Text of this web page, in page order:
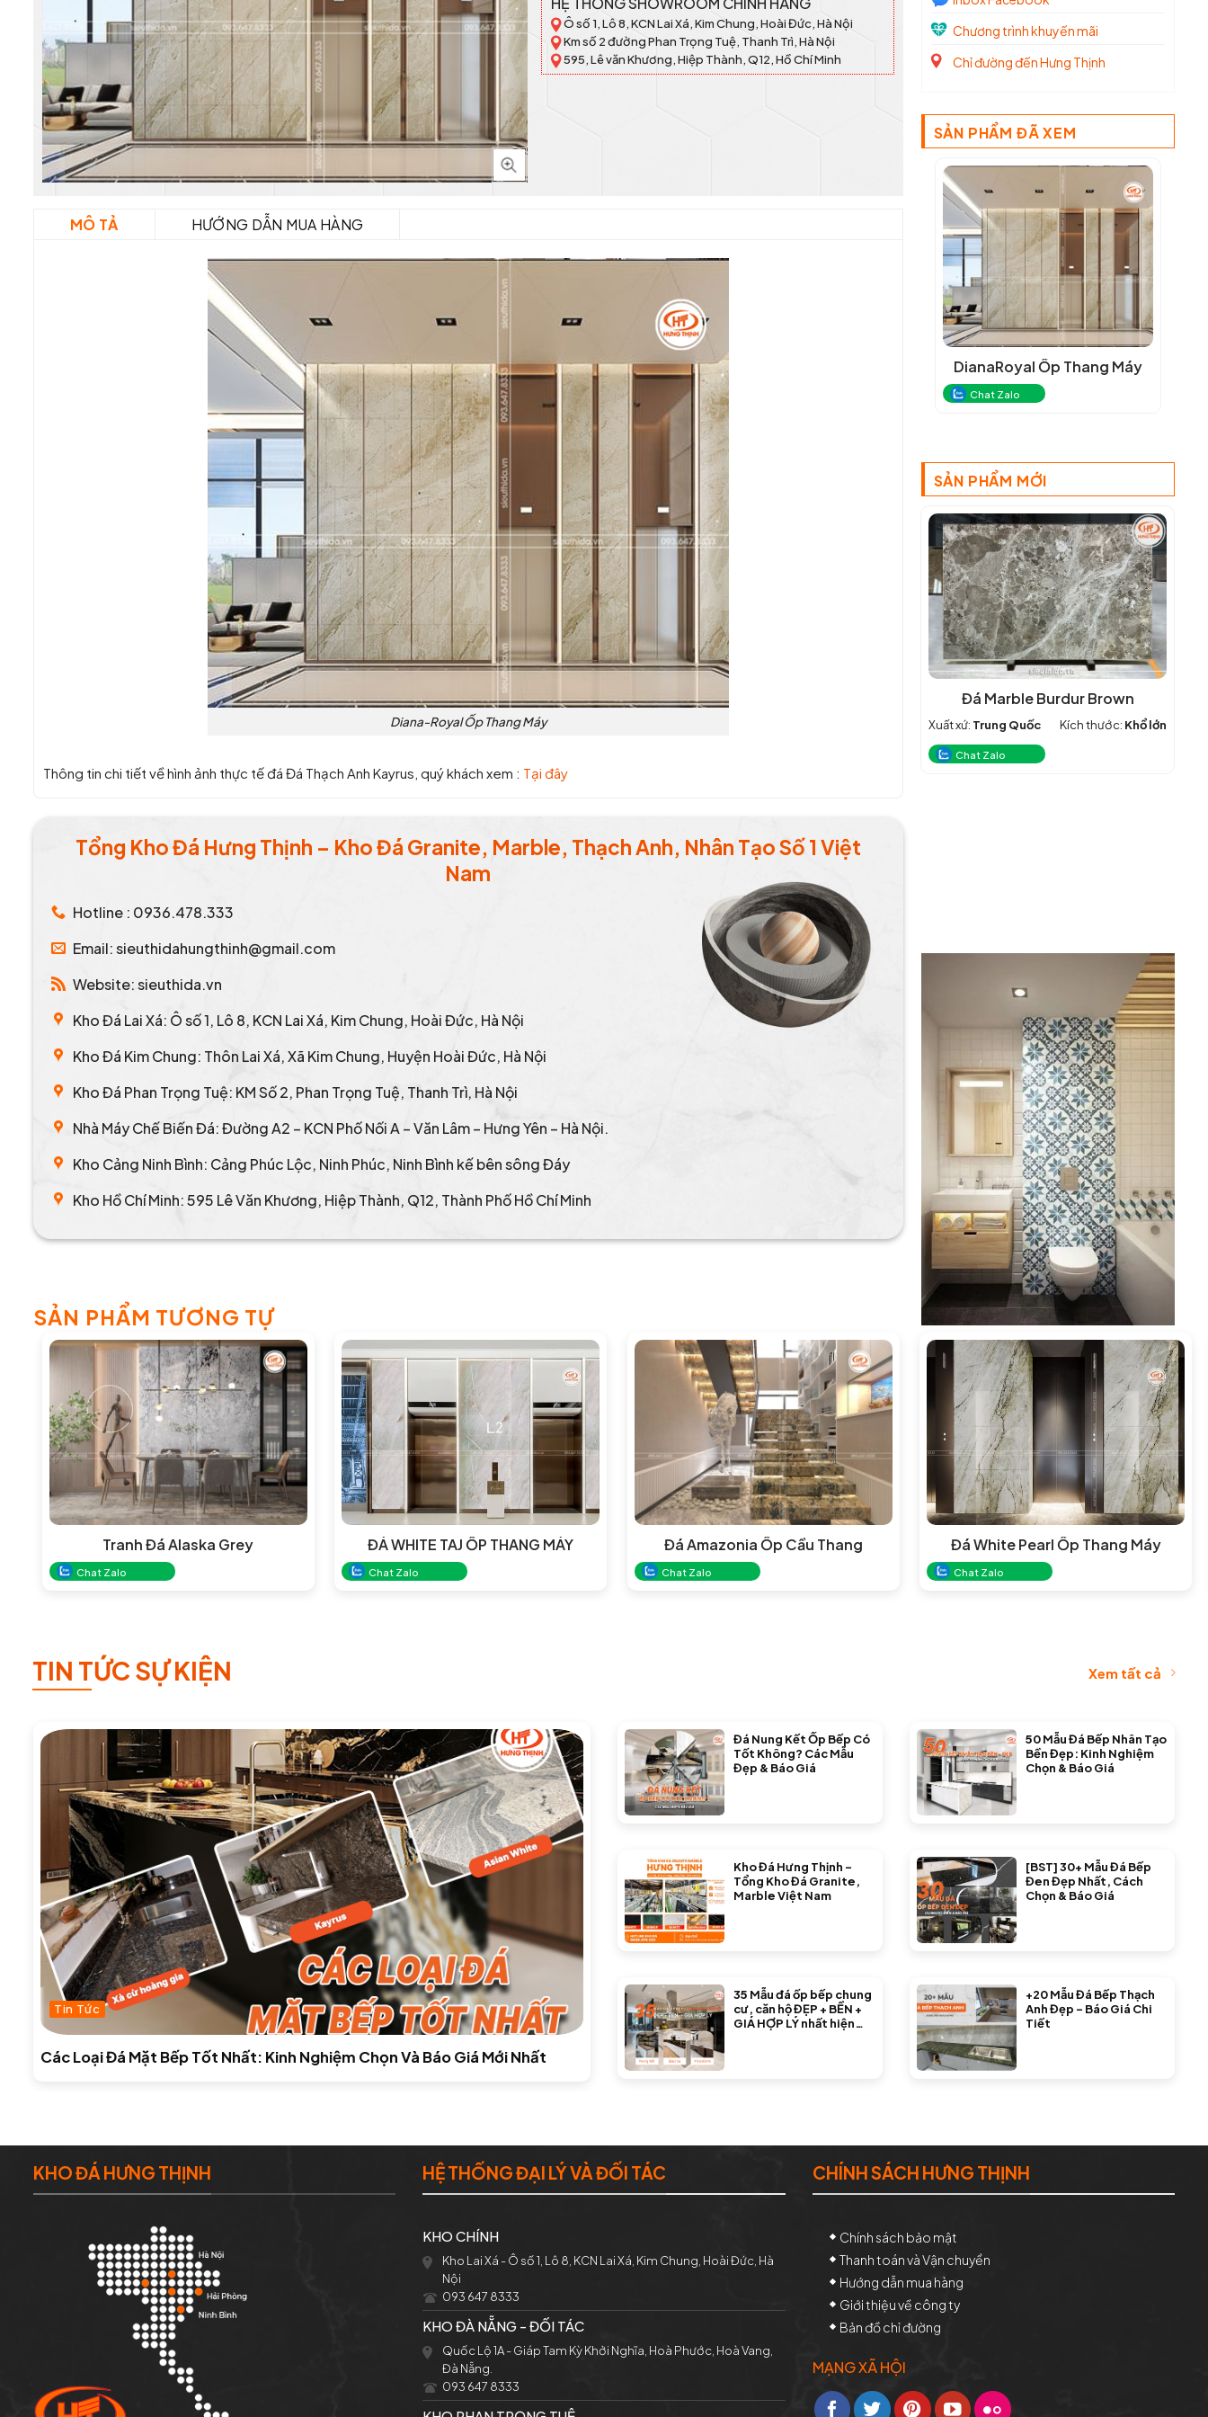
Chương trình khuyến mãi
Chỉ đường đến Hưng Thịnh
SẢN PHẨM ĐÃ XEM
DianaRoyal Ốp Thang Máy
Chat Zalo
SẢN PHẨM MỚI
Đá Marble Burdur Brown
Xuất xứ: Trung Quốc Kích thước: Khổ lớn
Chat Zalo
Ô số 1, Lô 8, KCN Lai Xá, Kim Chung, Hoài Đức, Hà Nội
Km số 2 đường Phan Trọng Tuệ, Thanh Trì, Hà Nội
595, Lê văn Khương, Hiệp Thành, Q12, Hồ Chí Minh
MÔ TẢ HƯỚNG DẪN MUA HÀNG
Diana-Royal Ốp Thang Máy
Thông tin chi tiết về hình ảnh thực tế đá Đá Thạch Anh Kayrus, quý khách xem : Tại đây
Tổng Kho Đá Hưng Thịnh – Kho Đá Granite, Marble, Thạch Anh, Nhân Tạo Số 1 Việt
Nam
Hotline : 0936.478.333
Email: sieuthidahungthinh@gmail.com
Website: sieuthida.vn
Kho Đá Lai Xá: Ô số 1, Lô 8, KCN Lai Xá, Kim Chung, Hoài Đức, Hà Nội
Kho Đá Kim Chung: Thôn Lai Xá, Xã Kim Chung, Huyện Hoài Đức, Hà Nội
Kho Đá Phan Trọng Tuệ: KM Số 2, Phan Trọng Tuệ, Thanh Trì, Hà Nội
Nhà Máy Chế Biến Đá: Đường A2 – KCN Phố Nối A – Văn Lâm – Hưng Yên – Hà Nội.
Kho Cảng Ninh Bình: Cảng Phúc Lộc, Ninh Phúc, Ninh Bình kế bên sông Đáy
Kho Hồ Chí Minh: 595 Lê Văn Khương, Hiệp Thành, Q12, Thành Phố Hồ Chí Minh
SẢN PHẨM TƯƠNG TỰ
Tranh Đá Alaska Grey
Chat Zalo
ĐÁ WHITE TAJ ỐP THANG MÁY
Chat Zalo
Đá Amazonia Ốp Cầu Thang
Chat Zalo
Đá White Pearl Ốp Thang Máy
Chat Zalo
TIN TỨC SỰ KIỆN Xem tất cả
Tin Tức
Các Loại Đá Mặt Bếp Tốt Nhất: Kinh Nghiệm Chọn Và Báo Giá Mới Nhất
Đá Nung Kết Ốp Bếp Có
Tốt Không? Các Mẫu
Đẹp & Báo Giá
50 Mẫu Đá Bếp Nhân Tạo
Bền Đẹp: Kinh Nghiệm
Chọn & Báo Giá
Kho Đá Hưng Thịnh –
Tổng Kho Đá Granite,
Marble Việt Nam
[BST] 30+ Mẫu Đá Bếp
Đen Đẹp Nhất, Cách
Chọn & Báo Giá
35 Mẫu đá ốp bếp chung
cư, căn hộ ĐẸP + BỀN +
GIÁ HỢP LÝ nhất hiện
+20 Mẫu Đá Bếp Thạch
Anh Đẹp – Báo Giá Chi
Tiết
KHO ĐÁ HƯNG THỊNH HỆ THỐNG ĐẠI LÝ VÀ ĐỐI TÁC
KHO CHÍNH
Kho Lai Xá - Ô số 1, Lô 8, KCN Lai Xá, Kim Chung, Hoài Đức, Hà
Nội
093 647 8333
KHO ĐÀ NẴNG - ĐỐI TÁC
Quốc Lộ 1A - Giáp Tam Kỳ Khởi Nghĩa, Hoà Phước, Hoà Vang,
Đà Nẵng.
093 647 8333
CHÍNH SÁCH HƯNG THỊNH
Chính sách bảo mật
Thanh toán và Vận chuyển
Hướng dẫn mua hàng
Giới thiệu về công ty
Bản đồ chỉ đường
MẠNG XÃ HỘI